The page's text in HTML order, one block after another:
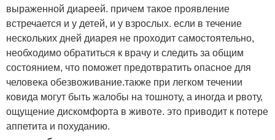
выраженной диареей. причем такое проявление
встречается и у детей, и у взрослых. если в течение
нескольких дней диарея не проходит самостоятельно,
необходимо обратиться к врачу и следить за общим
состоянием, что поможет предотвратить опасное для
человека обезвоживание.также при легком течении
ковида могут быть жалобы на тошноту, а иногда и рвоту,
ощущение дискомфорта в животе. это приводит к потере
аппетита и похуданию.